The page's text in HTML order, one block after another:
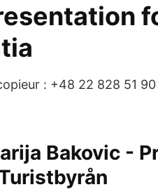
: +48 22 828 51
Bakovic -